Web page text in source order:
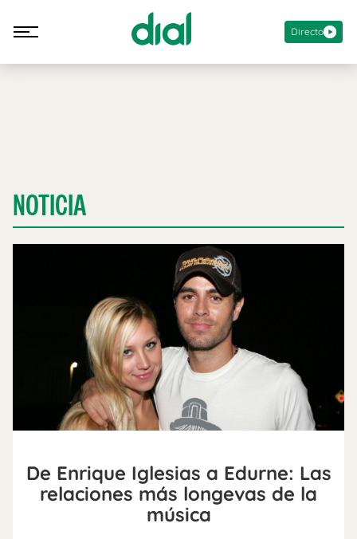
Directo
NOTICIA
De Enrique Iglesias a Edurne: Las
relaciones más longevas de la
música